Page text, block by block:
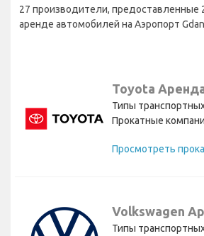
27 производители, предоставленные
аренде автомобилей на Аэропорт
Toyota
Типы
Прокатные
Volkswagen
Типы